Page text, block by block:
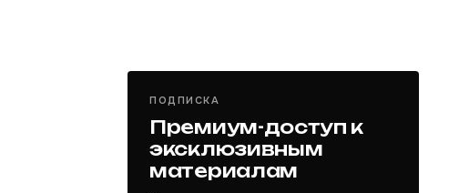
ПОДПИСКА
Премиум-доступ к
эксклюзивным
материалам